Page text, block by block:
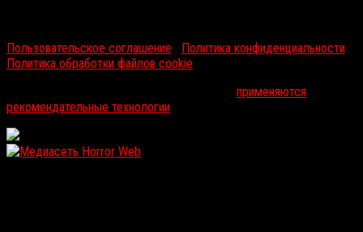
Пользовательское соглашение
Политика конфиденциальности
Политика обработки файлов cookie
применяются
рекомендательные технологии